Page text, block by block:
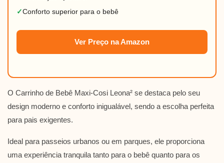
✓Conforto superior para o bebê
Ver Preço na Amazon
O Carrinho de Bebê Maxi-Cosi Leona² se destaca pelo seu
design moderno e conforto inigualável, sendo a escolha perfeita
para pais exigentes.
Ideal para passeios urbanos ou em parques, ele proporciona
uma experiência tranquila tanto para o bebê quanto para os